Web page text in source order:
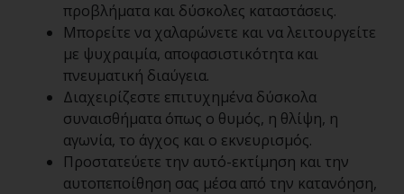
προβλήματα και δύσκολες καταστάσεις.
Μπορείτε να χαλαρώνετε και να λειτουργείτε
με ψυχραιμία, αποφασιστικότητα και
πνευματική διαύγεια.
Διαχειρίζεστε επιτυχημένα δύσκολα
συναισθήματα όπως ο θυμός, η θλίψη, η
αγωνία, το άγχος και ο εκνευρισμός.
Προστατεύετε την αυτό-εκτίμηση και την
αυτοπεποίθηση σας μέσα από την κατανόηση,